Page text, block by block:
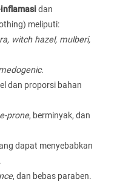
dan
meliputi:
witch hazel, mulberi,
.
dan proporsi bahan
prone, berminyak, dan
dapat menyebabkan
, dan bebas paraben.